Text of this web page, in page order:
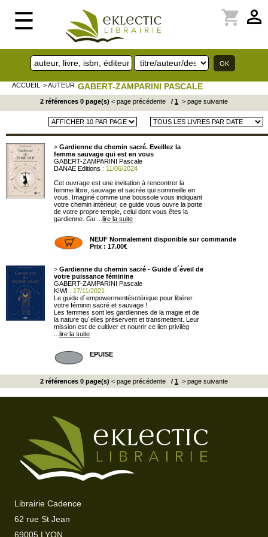
☰ perm_identity
shopping_cart
ACCUEIL > AUTEUR GABERT-ZAMPARINI PASCALE
2 références 0 page(s) < page précédente / 1 > page suivante
> Gardienne du chemin sacré. Eveillez la
femme sauvage qui est en vous
GABERT-ZAMPARINI Pascale
DANAE Editions : 11/06/2024
Cet ouvrage est une invitation à rencontrer la
femme libre, sauvage et sacrée qui sommeille en
vous. Imaginé comme une boussole vous indiquant
votre chemin intérieur, ce guide vous ouvre la porte
de votre propre temple, celui dont vous êtes la
gardienne. Gu ... lire la suite
NEUF Normalement disponible sur commande
Prix : 17.00€
> Gardienne du chemin sacré - Guide d´éveil de
votre puissance féminine
GABERT-ZAMPARINI Pascale
KIWI : 17/11/2021
Le guide d´empowermentésotérique pour libérer
votre féminin sacré et sauvage !
Les femmes sont les gardiennes de la magie et de
la nature qu´elles préservent et transmettent. Leur
mission est de cultiver et nourrir ce lien privilég
lire la suite
EPUISE
2 références 0 page(s) < page précédente / 1 > page suivante
Librairie Cadence
62 rue St Jean
69005 LYON